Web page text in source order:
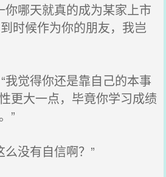
哪天就真的成为某家上市
时候作为你的朋友，我岂
觉得你还是靠自己的本事
更大一点，毕竟你学习成绩
”
没有自信啊？”